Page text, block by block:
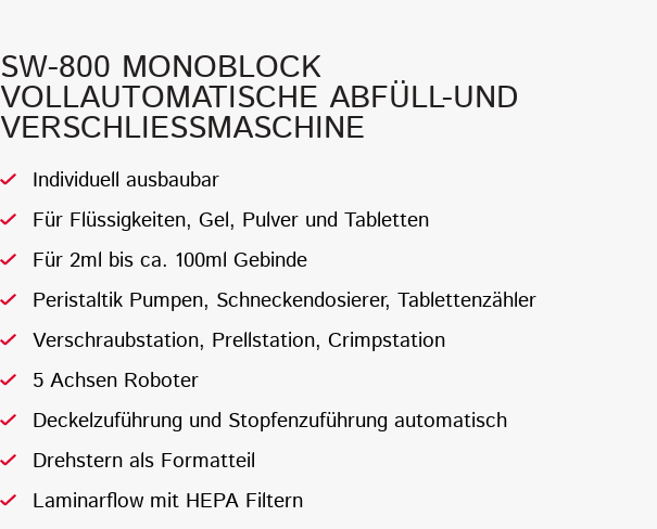
SW-800 MONOBLOCK
VOLLAUTOMATISCHE ABFÜLL-UND
VERSCHLIESSMASCHINE
Individuell ausbaubar
Für Flüssigkeiten, Gel, Pulver und Tabletten
Für 2ml bis ca. 100ml Gebinde
Peristaltik Pumpen, Schneckendosierer, Tablettenzähler
Verschraubstation, Prellstation, Crimpstation
5 Achsen Roboter
Deckelzuführung und Stopfenzuführung automatisch
Drehstern als Formatteil
Laminarflow mit HEPA Filtern